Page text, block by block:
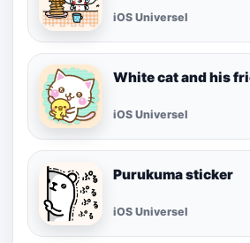
iOS Universel
White cat and his
iOS Universel
Purukuma sticker
iOS Universel